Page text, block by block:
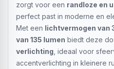
zorgt voor een randloze en
perfect past in moderne en
Met een lichtvermogen van
van 135 lumen biedt deze
verlichting , ideaal voor
accentverlichting in kleinere